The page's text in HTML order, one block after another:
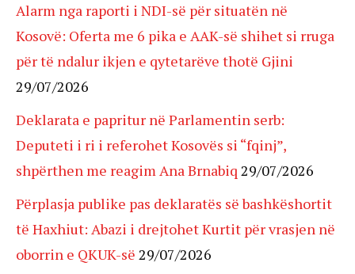
Alarm nga raporti i NDI-së për situatën në
Kosovë: Oferta me 6 pika e AAK-së shihet si rruga
për të ndalur ikjen e qytetarëve thotë Gjini
29/07/2026
Deklarata e papritur në Parlamentin serb:
Deputeti i ri i referohet Kosovës si “fqinj”,
shpërthen me reagim Ana Brnabiq 29/07/2026
Përplasja publike pas deklaratës së bashkëshortit
të Haxhiut: Abazi i drejtohet Kurtit për vrasjen në
oborrin e QKUK-së 29/07/2026